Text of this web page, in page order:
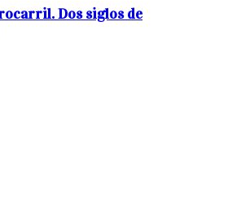
Dos siglos de